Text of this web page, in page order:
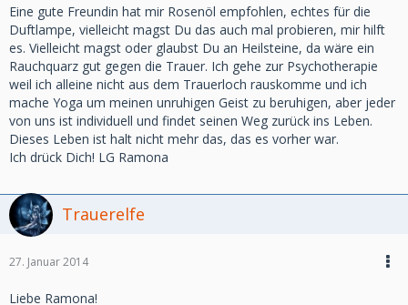
Eine gute Freundin hat mir Rosenöl empfohlen, echtes für die
Duftlampe, vielleicht magst Du das auch mal probieren, mir hilft
es. Vielleicht magst oder glaubst Du an Heilsteine, da wäre ein
Rauchquarz gut gegen die Trauer. Ich gehe zur Psychotherapie
weil ich alleine nicht aus dem Trauerloch rauskomme und ich
mache Yoga um meinen unruhigen Geist zu beruhigen, aber jeder
von uns ist individuell und findet seinen Weg zurück ins Leben.
Dieses Leben ist halt nicht mehr das, das es vorher war.
Ich drück Dich! LG Ramona
Trauerelfe
27. Januar 2014
Liebe Ramona!